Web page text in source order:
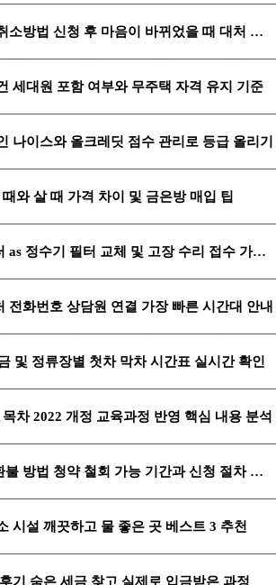
메이플키우기 환불 취소방법 신청 후 마음이 바뀌었을 때 대처 요령
세대원 포함 여부와 무주택 자격 유지 기준
나이스와 올크레딧 점수 관리로 등급 올리기
와 살 때 가격 차이 및 금은방 매입 팁
청호나이스 고객센터 as 정수기 필터 교체 및 고장 수리 접수 가이드
전화번호 상담원 연결 가장 빠른 시간대 안내
및 정류장별 첫차 막차 시간표 실시간 확인
차 2022 개정 교육과정 반영 핵심 내용 분석
메이플키우기 전액환불 방법 청약 철회 가능 기간과 신청 절차 안내
시설 깨끗하고 물 좋은 곳 베스트 3 추천
기 숨은 세금 찾고 실제로 입금받은 과정